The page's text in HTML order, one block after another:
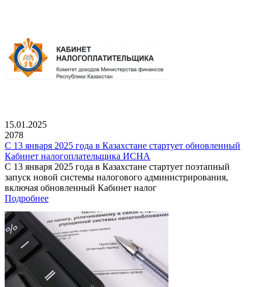
15.01.2025
2078
С 13 января 2025 года в Казахстане стартует обновленный
Кабинет налогоплательщика ИСНА
С 13 января 2025 года в Казахстане стартует поэтапный
запуск новой системы налогового администрирования,
включая обновленный Кабинет налог
Подробнее